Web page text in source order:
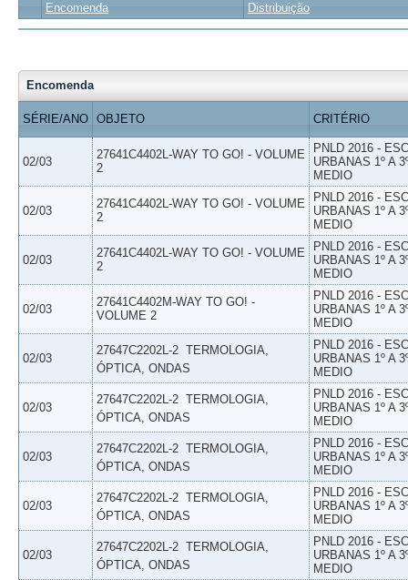
Encomenda Distribuição
Encomenda
SÉRIE/ANO OBJETO CRITÉRIO
02/03
27641C4402L-WAY TO GO! - VOLUME
2
PNLD 2016 -
URBANAS 1º A
MEDIO
02/03
27641C4402L-WAY TO GO! - VOLUME
2
PNLD 2016 -
URBANAS 1º A
MEDIO
02/03
27641C4402L-WAY TO GO! - VOLUME
2
PNLD 2016 -
URBANAS 1º A
MEDIO
02/03
27641C4402M-WAY TO GO! -
VOLUME 2
PNLD 2016 -
URBANAS 1º A
MEDIO
02/03
27647C2202L-2  TERMOLOGIA,
ÓPTICA, ONDAS
PNLD 2016 -
URBANAS 1º A
MEDIO
02/03
27647C2202L-2  TERMOLOGIA,
ÓPTICA, ONDAS
PNLD 2016 -
URBANAS 1º A
MEDIO
02/03
27647C2202L-2  TERMOLOGIA,
ÓPTICA, ONDAS
PNLD 2016 -
URBANAS 1º A
MEDIO
02/03
27647C2202L-2  TERMOLOGIA,
ÓPTICA, ONDAS
PNLD 2016 -
URBANAS 1º A
MEDIO
02/03
27647C2202L-2  TERMOLOGIA,
ÓPTICA, ONDAS
PNLD 2016 -
URBANAS 1º A
MEDIO